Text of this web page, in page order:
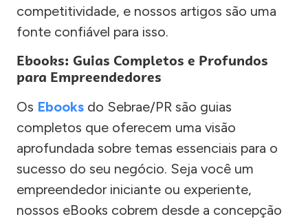
competitividade, e nossos artigos são uma
fonte confiável para isso.
Ebooks: Guias Completos e Profundos
para Empreendedores
Os Ebooks do Sebrae/PR são guias
completos que oferecem uma visão
aprofundada sobre temas essenciais para o
sucesso do seu negócio. Seja você um
empreendedor iniciante ou experiente,
nossos eBooks cobrem desde a concepção